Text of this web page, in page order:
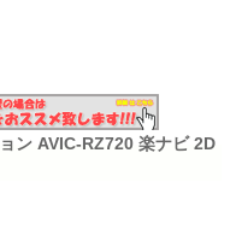
ン AVIC-RZ720 楽ナビ 2D